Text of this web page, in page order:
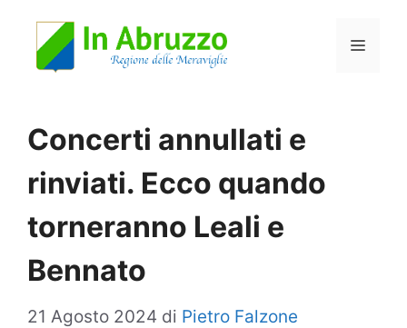
Menu
Concerti annullati e
rinviati. Ecco quando
torneranno Leali e
Bennato
21 Agosto 2024 di Pietro Falzone